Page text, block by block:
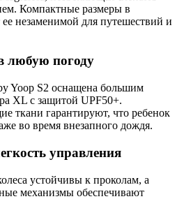
Компактные размеры в
незаменимой для путешествий и
любую погоду
Yoop S2 оснащена большим
XL с защитой UPF50+.
ткани гарантируют, что ребенок
во время внезапного дождя.
управления
устойчивы к проколам, а
механизмы обеспечивают